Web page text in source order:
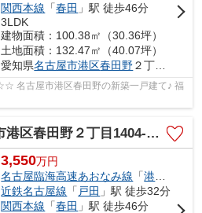
関西本線 「春田 」駅 徒歩46分
3LDK
建物面積：100.38㎡（30.36坪）
土地面積：132.47㎡（40.07坪）
愛知県名古屋市港区春田野２丁目1404-1
古屋市港区春田野の新築一戸建て♪ 福
２丁目1404-1【仲介手数料無料】新築一戸建て 7号棟
3,550万円
名古屋臨海高速あおなみ線 「港北
近鉄名古屋線 「 戸田 」駅 徒歩32分
関西本線 「春田 」駅 徒歩46分